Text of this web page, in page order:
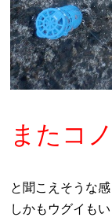
またコ
と聞こえそうな
しかもウグイも